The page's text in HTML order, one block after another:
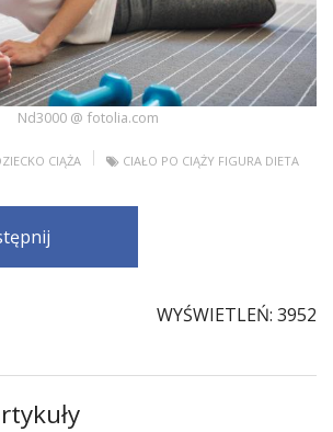
Nd3000 @ fotolia.com
CIĄŻA CIAŁO PO CIĄŻY FIGURA DIETA
WYŚWIETLEŃ: 3952